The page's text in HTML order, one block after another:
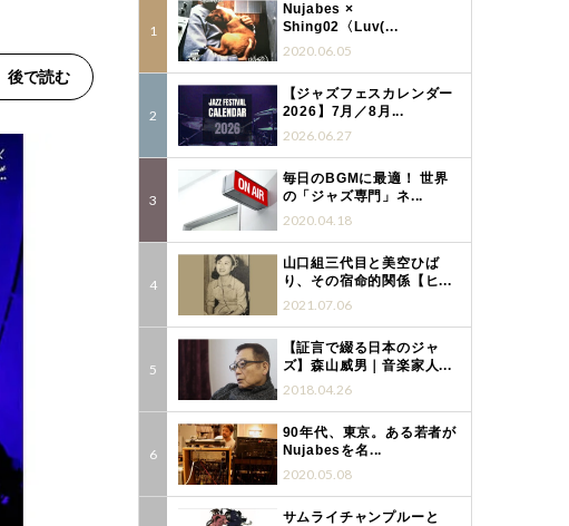
後で読む
Nujabes ×
Shing02〈Luv(...
2020.06.05
【ジャズフェスカレンダー
2026】7月／8月...
2026.06.27
毎日のBGMに最適！ 世界
の「ジャズ専門」ネ...
2020.04.18
山口組三代目と美空ひば
り、その宿命的関係【ヒ...
2021.07.06
【証言で綴る日本のジャ
ズ】森山威男｜音楽家人...
2018.04.26
90年代、東京。ある若者が
Nujabesを名...
2020.05.08
サムライチャンプルーと